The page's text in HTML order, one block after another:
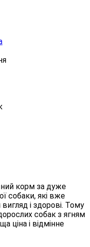
корм за дуже
собаки, які вже
і здорові. Тому
собак з ягням
ціна і відмінне